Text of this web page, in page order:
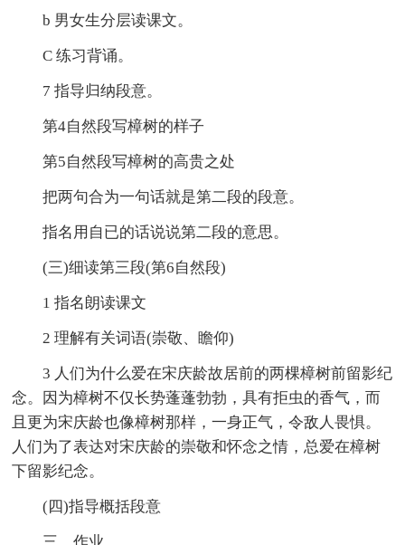
b 男女生分层读课文。
C 练习背诵。
7 指导归纳段意。
第4自然段写樟树的样子
第5自然段写樟树的高贵之处
把两句合为一句话就是第二段的段意。
指名用自已的话说说第二段的意思。
(三)细读第三段(第6自然段)
1 指名朗读课文
2 理解有关词语(崇敬、瞻仰)
3 人们为什么爱在宋庆龄故居前的两棵樟树前留影纪
念。因为樟树不仅长势蓬蓬勃勃，具有拒虫的香气，而
且更为宋庆龄也像樟树那样，一身正气，令敌人畏惧。
人们为了表达对宋庆龄的崇敬和怀念之情，总爱在樟树
下留影纪念。
(四)指导概括段意
三、作业